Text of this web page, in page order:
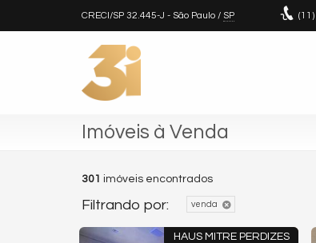
CRECI/SP 32.445-J - São Paulo / SP (11)
Imóveis à Venda
301 imóveis encontrados
Filtrando por: venda
HAUS MITRE PERDIZES